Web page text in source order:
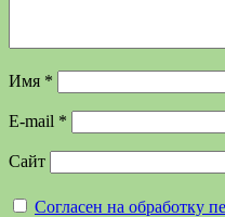
Имя *
E-mail *
Сайт
Согласен на обработку